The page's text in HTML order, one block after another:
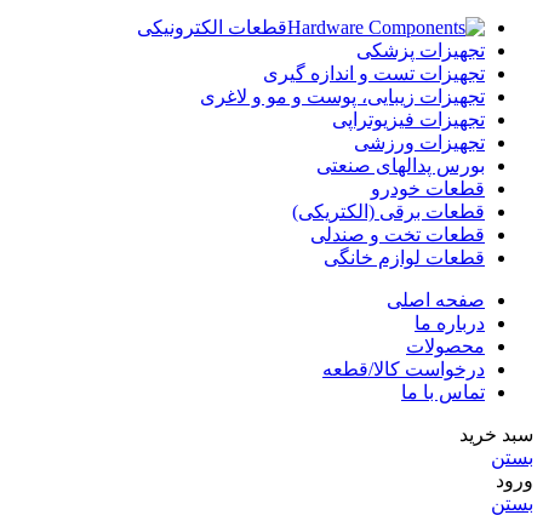
قطعات الکترونیکی
تجهیزات پزشکی
تجهیزات تست و اندازه گیری
تجهیزات زیبایی، پوست و مو و لاغری
تجهیزات فیزیوتراپی
تجهیزات ورزشی
بورس پدالهای صنعتی
قطعات خودرو
قطعات برقی (الکتریکی)
قطعات تخت و صندلی
قطعات لوازم خانگی
صفحه اصلی
درباره ما
محصولات
درخواست کالا/قطعه
تماس با ما
سبد خرید
بستن
ورود
بستن